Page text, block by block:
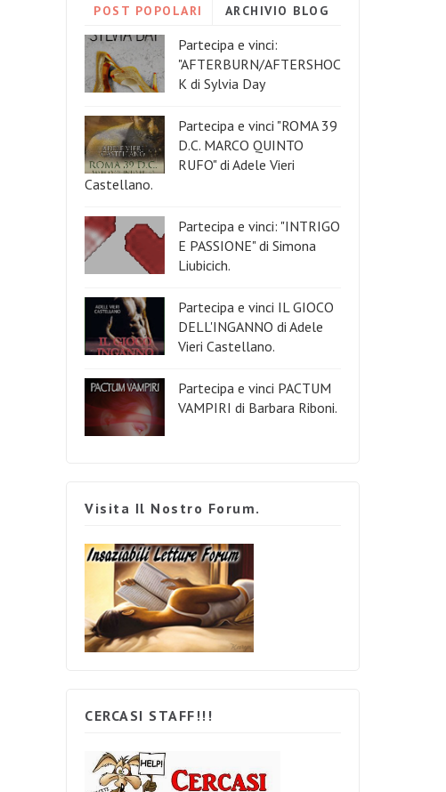
POST POPOLARI ARCHIVIO BLOG
Partecipa e vinci:
"AFTERBURN/AFTERSHOC
K di Sylvia Day
Partecipa e vinci "ROMA 39
D.C. MARCO QUINTO
RUFO" di Adele Vieri
Castellano.
Partecipa e vinci: "INTRIGO
E PASSIONE" di Simona
Liubicich.
Partecipa e vinci IL GIOCO
DELL'INGANNO di Adele
Vieri Castellano.
Partecipa e vinci PACTUM
VAMPIRI di Barbara Riboni.
Visita Il Nostro Forum.
CERCASI STAFF!!!